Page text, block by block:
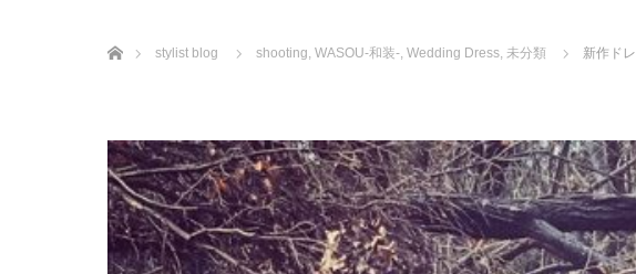
stylist blog
shooting, WASOU-和装-, Wedding Dress, 未分類 新作ド